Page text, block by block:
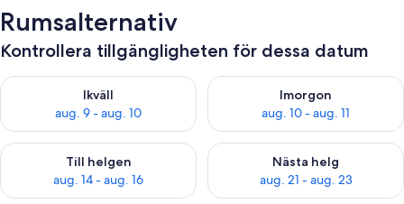
Rumsalternativ
Kontrollera tillgängligheten för dessa datum
Ikväll
aug. 9 - aug. 10
Kontrollera tillgängligheten för ikväll aug. 9 - aug. 10
Imorgon
aug. 10 - aug. 11
Kontrollera tillgängligheten
Till helgen
aug. 14 - aug. 16
Kontrollera tillgängligheten för den här helgen aug. 14 - aug.
Nästa helg
aug. 21 - aug. 23
Kontrollera tillgängligheten